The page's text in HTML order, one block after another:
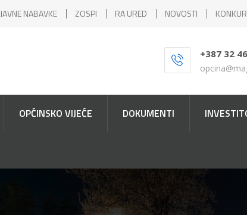
JAVNE NABAVKE ZOSPI RA URED NOVOSTI
+387 32
OPĆINSKO VIJEĆE DOKUMENTI